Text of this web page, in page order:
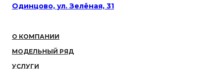
Одинцово, ул. Зелёная, 31
О КОМПАНИИ
МОДЕЛЬНЫЙ РЯД
УСЛУГИ